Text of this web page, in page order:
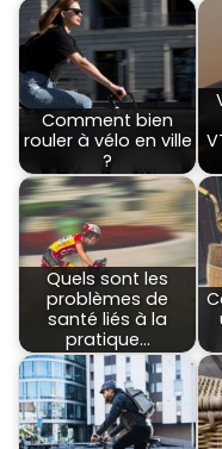
Comment bien
rouler à vélo en ville
?
Quels sont les
problèmes de
santé liés à la
pratique…